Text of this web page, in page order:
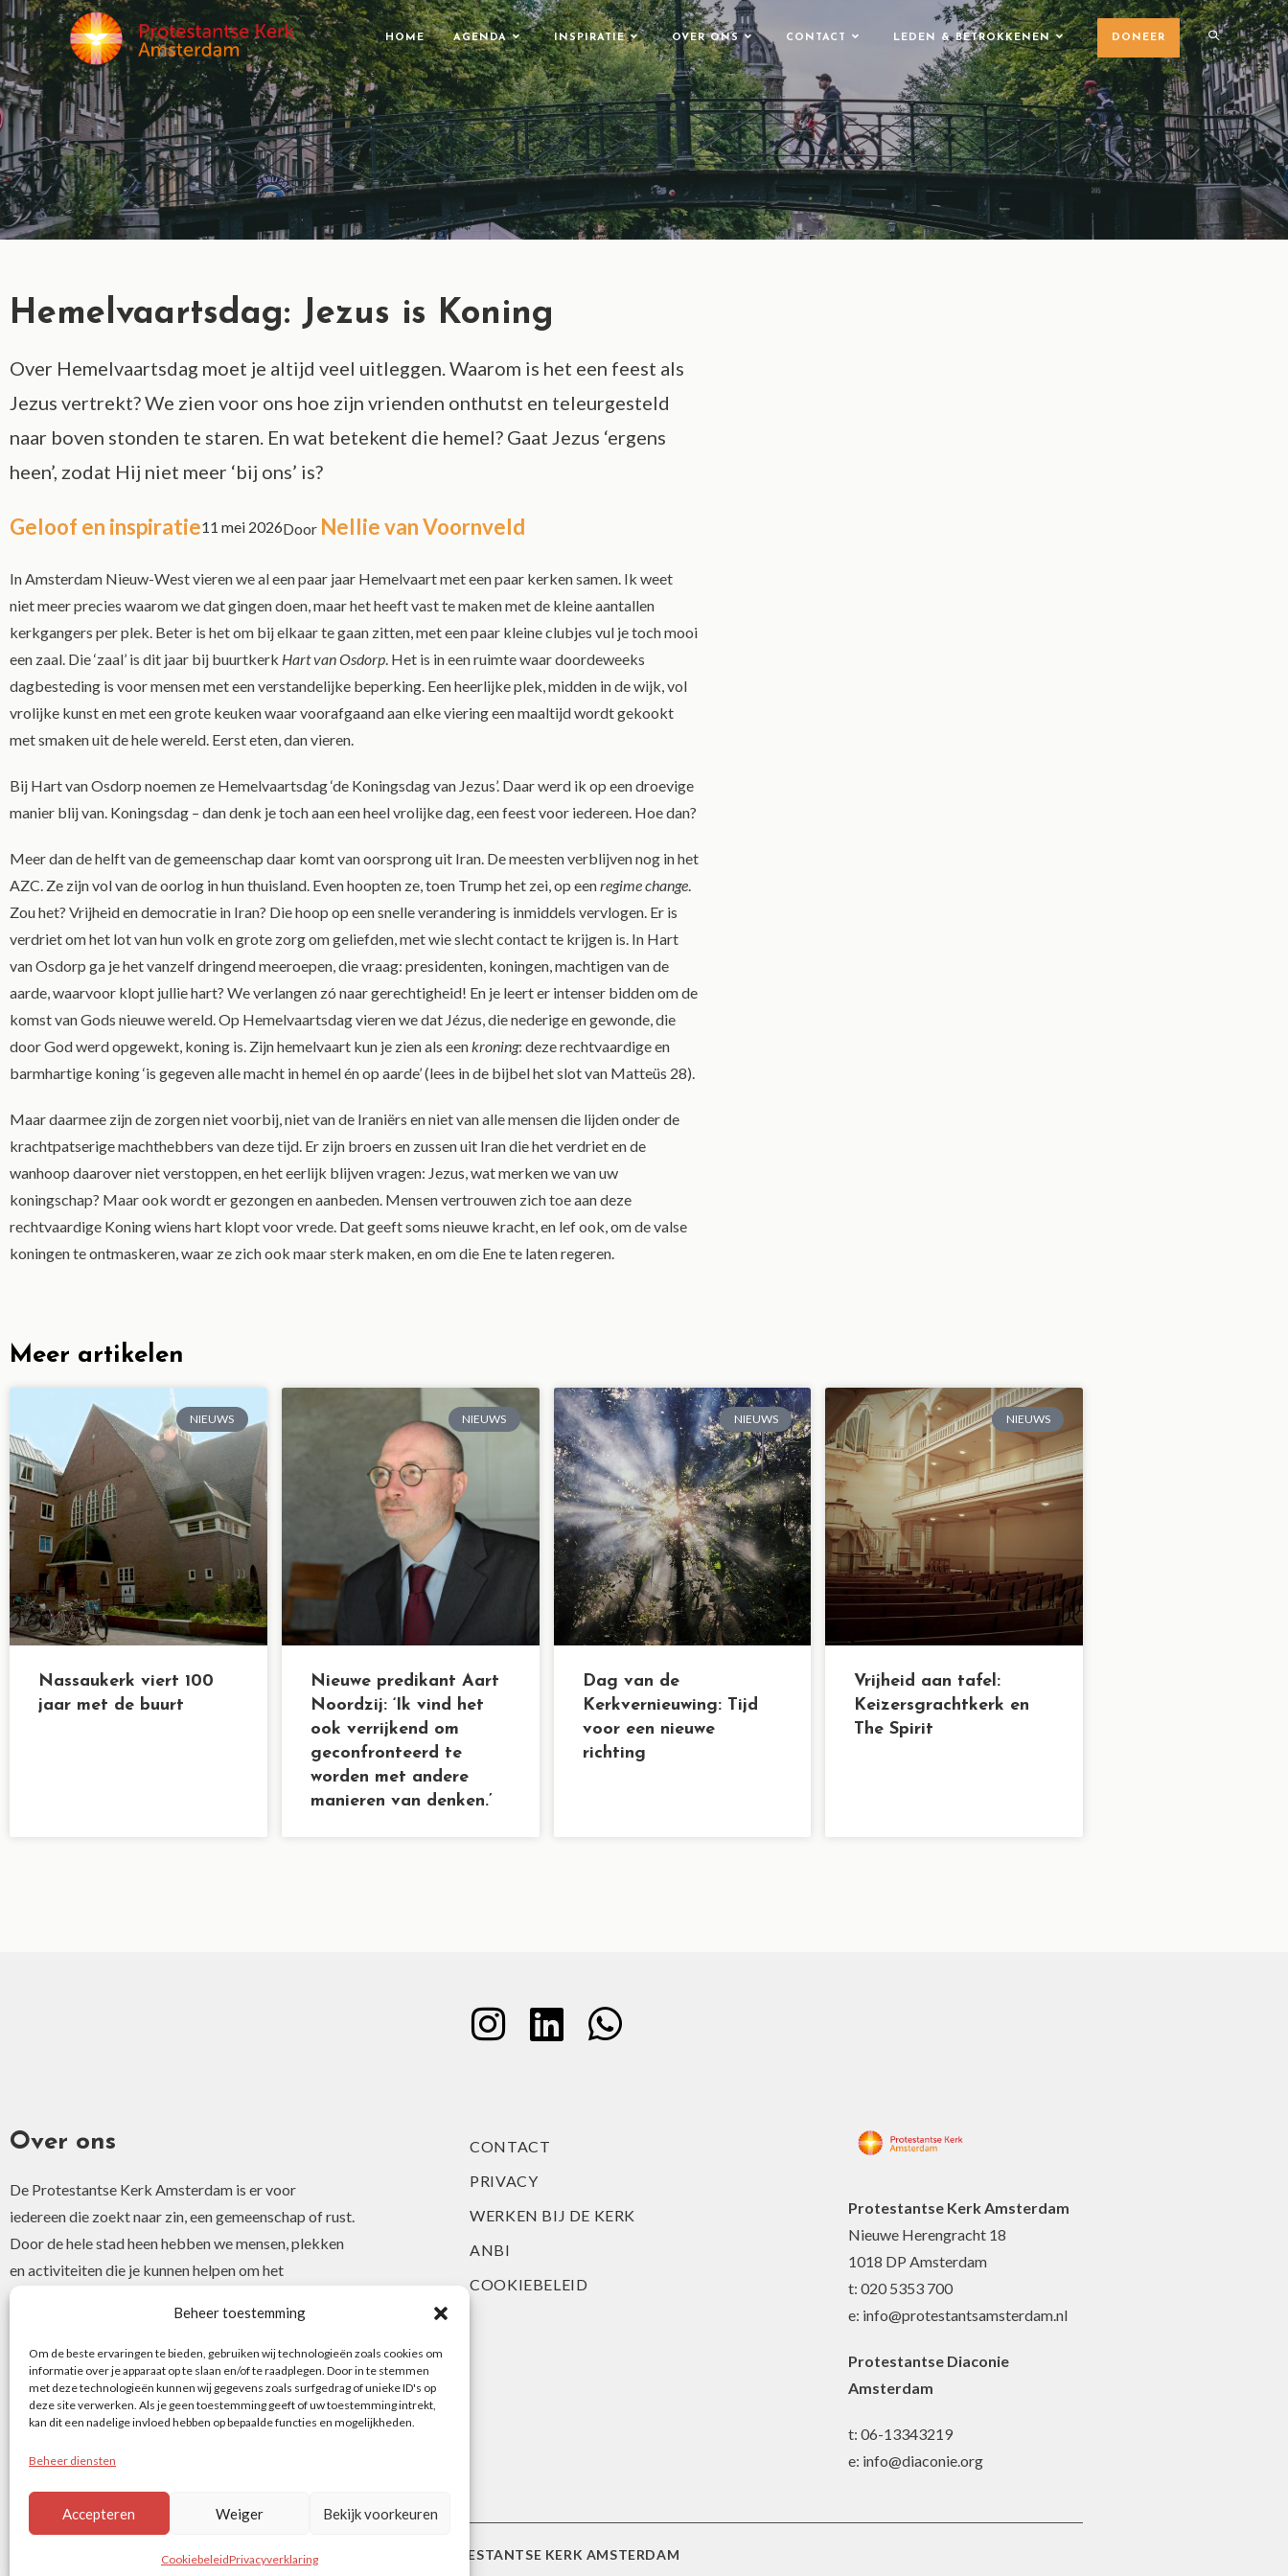
Beheer toestemming
Om de beste ervaringen te bieden, gebruiken wij technologieën zoals cookies om
informatie over je apparaat op te slaan en/of te raadplegen. Door in te stemmen
met deze technologieën kunnen wij gegevens zoals surfgedrag of unieke ID's op
deze site verwerken. Als je geen toestemming geeft of uw toestemming intrekt,
kan dit een nadelige invloed hebben op bepaalde functies en mogelijkheden.
Beheer diensten
Accepteren Weiger Bekijk voorkeuren
CookiebeleidPrivacyverklaring
HOME AGENDA INSPIRATIE OVER ONS CONTACT LEDEN & BETROKKENEN DONEER
Hemelvaartsdag: Jezus is Koning
Over Hemelvaartsdag moet je altijd veel uitleggen. Waarom is het een feest als
Jezus vertrekt? We zien voor ons hoe zijn vrienden onthutst en teleurgesteld
naar boven stonden te staren. En wat betekent die hemel? Gaat Jezus ‘ergens
heen’, zodat Hij niet meer ‘bij ons’ is?
Geloof en inspiratie11 mei 2026Door Nellie van Voornveld
In Amsterdam Nieuw-West vieren we al een paar jaar Hemelvaart met een paar kerken samen. Ik weet
niet meer precies waarom we dat gingen doen, maar het heeft vast te maken met de kleine aantallen
kerkgangers per plek. Beter is het om bij elkaar te gaan zitten, met een paar kleine clubjes vul je toch mooi
een zaal. Die ‘zaal’ is dit jaar bij buurtkerk Hart van Osdorp. Het is in een ruimte waar doordeweeks
dagbesteding is voor mensen met een verstandelijke beperking. Een heerlijke plek, midden in de wijk, vol
vrolijke kunst en met een grote keuken waar voorafgaand aan elke viering een maaltijd wordt gekookt
met smaken uit de hele wereld. Eerst eten, dan vieren.
Bij Hart van Osdorp noemen ze Hemelvaartsdag ‘de Koningsdag van Jezus’. Daar werd ik op een droevige
manier blij van. Koningsdag – dan denk je toch aan een heel vrolijke dag, een feest voor iedereen. Hoe dan?
Meer dan de helft van de gemeenschap daar komt van oorsprong uit Iran. De meesten verblijven nog in het
AZC. Ze zijn vol van de oorlog in hun thuisland. Even hoopten ze, toen Trump het zei, op eenregime change.
Zou het? Vrijheid en democratie in Iran? Die hoop op een snelle verandering is inmiddels vervlogen. Er is
verdriet om het lot van hun volk en grote zorg om geliefden, met wie slecht contact te krijgen is. In Hart
van Osdorp ga je het vanzelf dringend meeroepen, die vraag: presidenten, koningen, machtigen van de
aarde, waarvoor klopt jullie hart? We verlangen zó naar gerechtigheid! En je leert er intenser bidden om de
komst van Gods nieuwe wereld. Op Hemelvaartsdag vieren we dat Jézus, die nederige en gewonde, die
door God werd opgewekt, koning is. Zijn hemelvaart kun je zien als eenkroning: deze rechtvaardige en
barmhartige koning ‘is gegeven alle macht in hemel én op aarde’ (lees in de bijbel het slot van Matteüs 28).
Maar daarmee zijn de zorgen niet voorbij, niet van de Iraniërs en niet van alle mensen die lijden onder de
krachtpatserige machthebbers van deze tijd. Er zijn broers en zussen uit Iran die het verdriet en de
wanhoop daarover niet verstoppen, en het eerlijk blijven vragen: Jezus, wat merken we van uw
koningschap? Maar ook wordt er gezongen en aanbeden. Mensen vertrouwen zich toe aan deze
rechtvaardige Koning wiens hart klopt voor vrede. Dat geeft soms nieuwe kracht, en lef ook, om de valse
koningen te ontmaskeren, waar ze zich ook maar sterk maken, en om die Ene te laten regeren.
Meer artikelen
NIEUWS
Nassaukerk viert 100
jaar met de buurt
NIEUWS
Nieuwe predikant Aart
Noordzij: ‘Ik vind het
ook verrijkend om
geconfronteerd te
worden met andere
manieren van denken.’
NIEUWS
Dag van de
Kerkvernieuwing: Tijd
voor een nieuwe
richting
NIEUWS
Vrijheid aan tafel:
Keizersgrachtkerk en
The Spirit
Over ons
De Protestantse Kerk Amsterdam is er voor
iedereen die zoekt naar zin, een gemeenschap of rust.
Door de hele stad heen hebben we mensen, plekken
en activiteiten die je kunnen helpen om het
christelijke geloof of je interesse hierin te ontdekken.
CONTACT
PRIVACY
WERKEN BIJ DE KERK
ANBI
COOKIEBELEID
Protestantse Kerk Amsterdam
Nieuwe Herengracht 18
1018 DP Amsterdam
t: 020 5353 700
e: info@protestantsamsterdam.nl
Protestantse Diaconie
Amsterdam
t: 06-13343219
e: info@diaconie.org
© PROTESTANTSE KERK AMSTERDAM